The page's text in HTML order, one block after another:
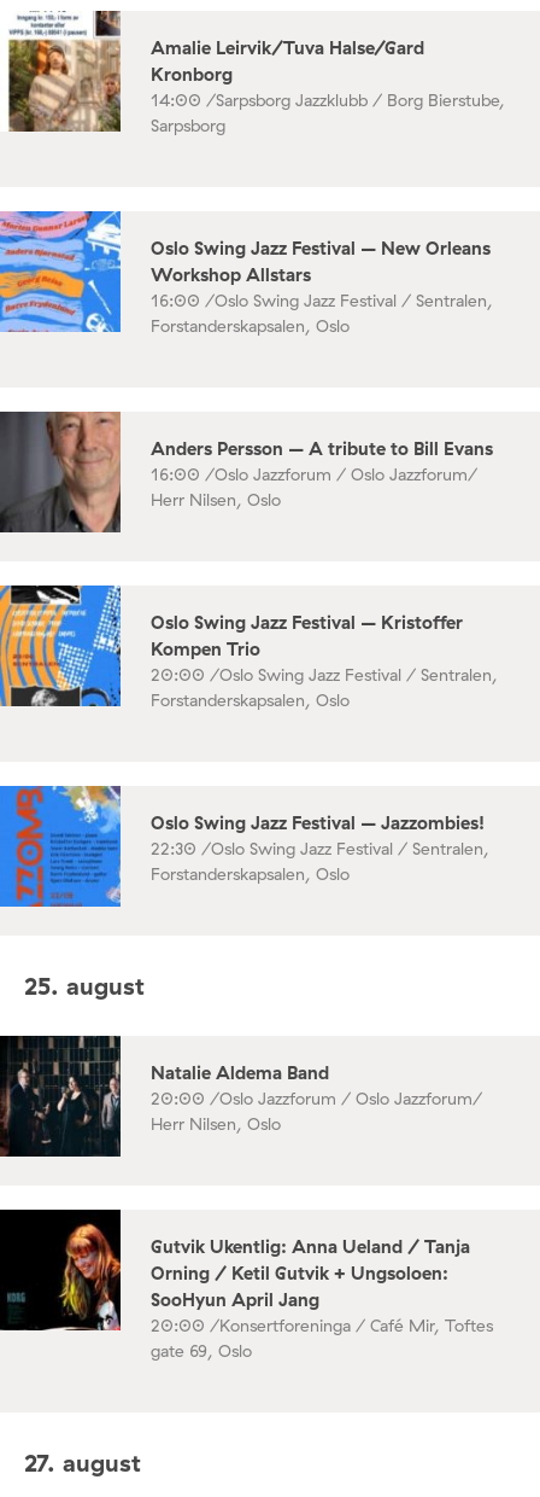
Amalie Leirvik/Tuva Halse/Gard
Kronborg
14:00 /Sarpsborg Jazzklubb / Borg Bierstube,
Sarpsborg
Oslo Swing Jazz Festival – New Orleans
Workshop Allstars
16:00 /Oslo Swing Jazz Festival / Sentralen,
Forstanderskapsalen, Oslo
Anders Persson – A tribute to Bill Evans
16:00 /Oslo Jazzforum / Oslo Jazzforum/
Herr Nilsen, Oslo
Oslo Swing Jazz Festival – Kristoffer
Kompen Trio
20:00 /Oslo Swing Jazz Festival / Sentralen,
Forstanderskapsalen, Oslo
Oslo Swing Jazz Festival – Jazzombies!
22:30 /Oslo Swing Jazz Festival / Sentralen,
Forstanderskapsalen, Oslo
25. august
Natalie Aldema Band
20:00 /Oslo Jazzforum / Oslo Jazzforum/
Herr Nilsen, Oslo
Gutvik Ukentlig: Anna Ueland / Tanja
Orning / Ketil Gutvik + Ungsoloen:
SooHyun April Jang
20:00 /Konsertforeninga / Café Mir, Toftes
gate 69, Oslo
27. august